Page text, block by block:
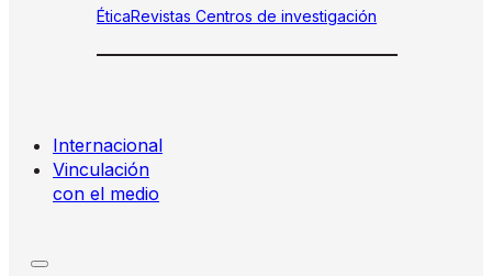
ÉticaRevistas Centros de investigación
Internacional
Vinculación
con el medio